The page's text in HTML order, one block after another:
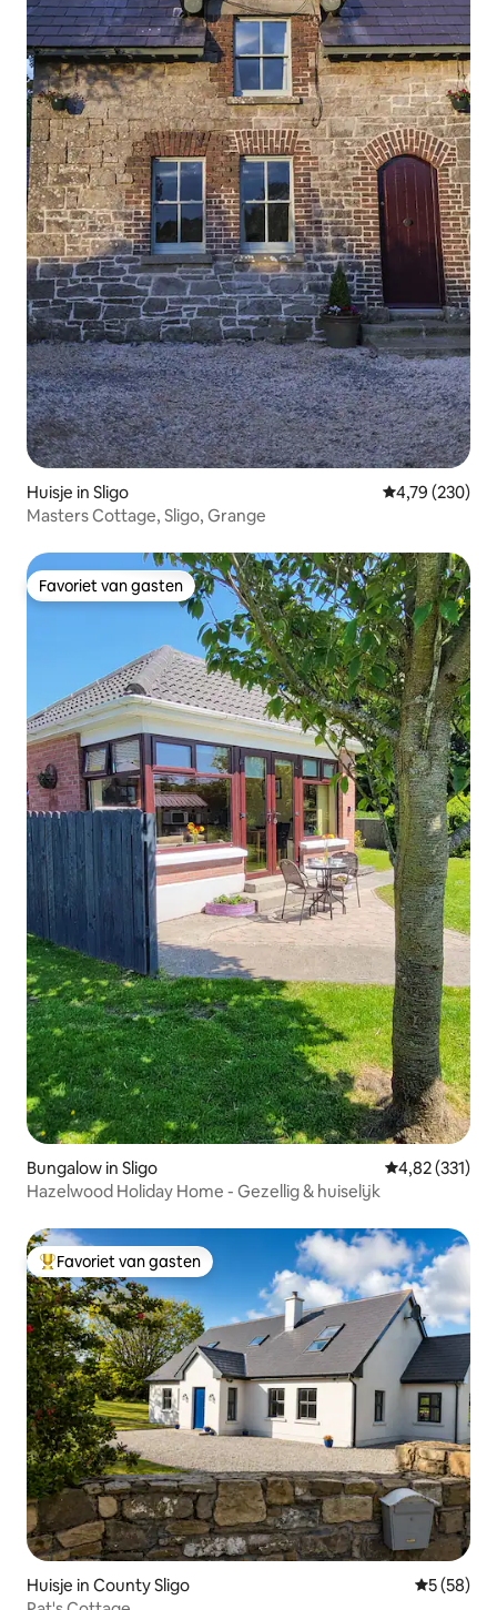
Huisje in Sligo Gemiddelde
4,79 (230)
Masters Cottage, Sligo, Grange
Favoriet van gasten
Favoriet van gasten
Bungalow in Sligo Gemiddelde
4,82 (331)
Hazelwood Holiday Home - Gezellig & huiselijk
Topfavoriet van gasten
Favoriet van gasten
Huisje in County Sligo
5 (58)